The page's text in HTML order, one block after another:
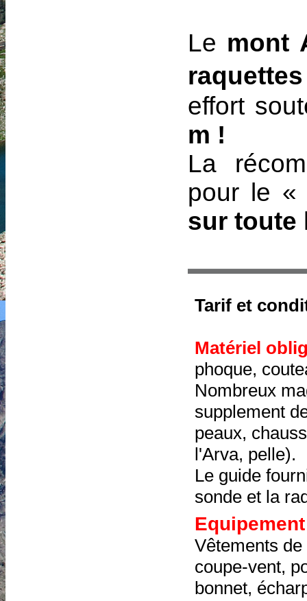
Le mont
effort
m !
La
pour le
sur toute
Tarif et
Matériel
phoque,
Nombreux
supplement
peaux,
l'Arva, pelle).
Le guide
sonde et la
Vêtements
coupe-vent,
bonnet,